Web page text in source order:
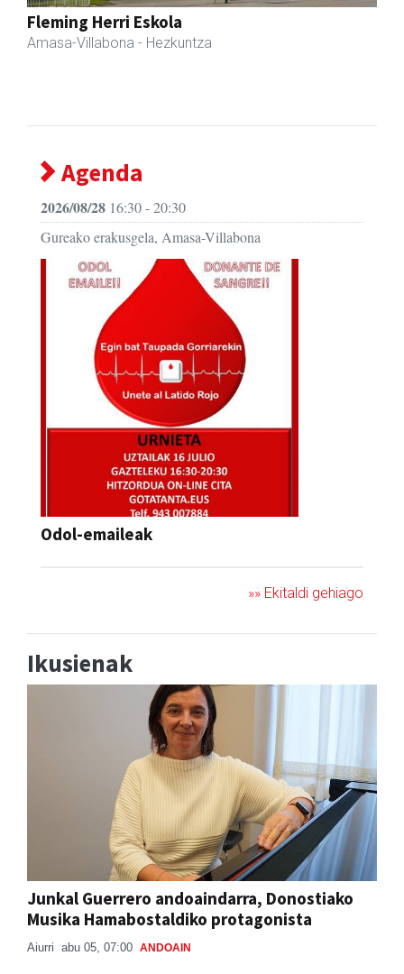
Zubimusu Ikastola
Amasa-Villabona - Hezkuntza
Agenda
2026/08/28 16:30 - 20:30
Gureako erakusgela, Amasa-Villabona
Odol-emaileak
»» Ekitaldi gehiago
Ikusienak
Junkal Guerrero andoaindarra, Donostiako
Musika Hamabostaldiko protagonista
Aiurri abu 05, 07:00 ANDOAIN